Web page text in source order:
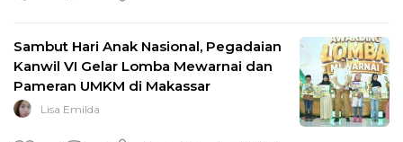
Sambut Hari Anak Nasional, Pegadaian
Kanwil VI Gelar Lomba Mewarnai dan
Pameran UMKM di Makassar
Lisa Emilda